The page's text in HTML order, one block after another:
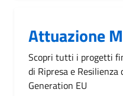
Attuazione
Scopri tutti i progetti
di Ripresa e
Generation EU